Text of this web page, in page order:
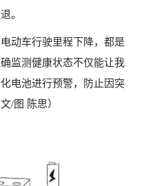
。
动车行驶里程下降，都是
监测健康状态不仅能让我
电池进行预警，防止因突
/图 陈思）